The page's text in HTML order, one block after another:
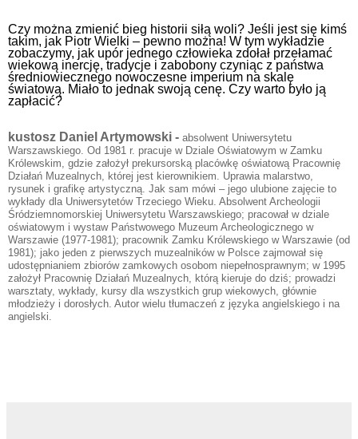
Czy można zmienić bieg historii siłą woli? Jeśli jest się kimś
takim, jak Piotr Wielki – pewno można! W tym wykładzie
zobaczymy, jak upór jednego człowieka zdołał przełamać
wiekową inercję, tradycje i zabobony czyniąc z państwa
średniowiecznego nowoczesne imperium na skalę
światową. Miało to jednak swoją cenę. Czy warto było ją
zapłacić?
kustosz Daniel Artymowski - absolwent Uniwersytetu
Warszawskiego. Od 1981 r. pracuje w Dziale Oświatowym w Zamku
Królewskim, gdzie założył prekursorską placówkę oświatową Pracownię
Działań Muzealnych, której jest kierownikiem. Uprawia malarstwo,
rysunek i grafikę artystyczną. Jak sam mówi – jego ulubione zajęcie to
wykłady dla Uniwersytetów Trzeciego Wieku. Absolwent Archeologii
Śródziemnomorskiej Uniwersytetu Warszawskiego; pracował w dziale
oświatowym i wystaw Państwowego Muzeum Archeologicznego w
Warszawie (1977-1981); pracownik Zamku Królewskiego w Warszawie (od
1981); jako jeden z pierwszych muzealników w Polsce zajmował się
udostępnianiem zbiorów zamkowych osobom niepełnosprawnym; w 1995
założył Pracownię Działań Muzealnych, którą kieruje do dziś; prowadzi
warsztaty, wykłady, kursy dla wszystkich grup wiekowych, głównie
młodzieży i dorosłych. Autor wielu tłumaczeń z języka angielskiego i na
angielski.